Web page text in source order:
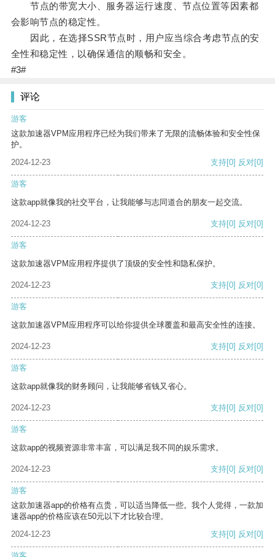
节点的带宽大小、服务器运行速度、节点位置等因素都
会影响节点的稳定性。
因此，在选择SSR节点时，用户应当综合考虑节点的安
全性和稳定性，以确保通信的顺畅和安全。
#3#
评论
游客
这款加速器VPM应用程序已经为我们带来了无限的流畅体验和安全性保
护。
2024-12-23
支持[0] 反对[0]
游客
这款app就像我的社交平台，让我能够与志同道合的朋友一起交流。
2024-12-23 支持[0] 反对[0]
游客
这款加速器VPM应用程序提供了顶级的安全性和隐私保护。
2024-12-23 支持[0] 反对[0]
游客
这款加速器VPM应用程序可以给你提供全球覆盖和最高安全性的连接。
2024-12-23 支持[0] 反对[0]
游客
这款app就像我的财务顾问，让我能够省钱又省心。
2024-12-23 支持[0] 反对[0]
游客
这款app的视频资源非常丰富，可以满足我不同的娱乐需求。
2024-12-23 支持[0] 反对[0]
游客
这款加速器app的价格有点贵，可以适当降低一些。我个人觉得，一款加
速器app的价格应该在50元以下才比较合理。
2024-12-23
支持[0] 反对[0]